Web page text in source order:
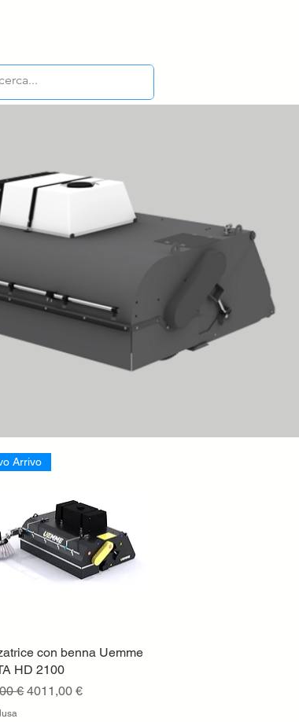
Vista rapida
Arrivo
con benna Uemme
HD 2100
regolare
€Prezzo scontato
4011,00 €